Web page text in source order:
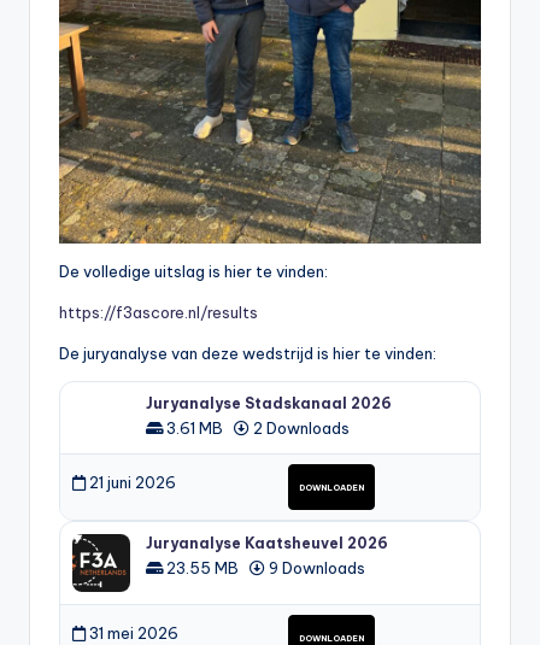
De volledige uitslag is hier te vinden:
https://f3ascore.nl/results
De juryanalyse van deze wedstrijd is hier te vinden:
Juryanalyse Stadskanaal 2026
3.61 MB 2 Downloads
21 juni 2026 DOWNLOADEN
Juryanalyse Kaatsheuvel 2026
23.55 MB 9 Downloads
31 mei 2026 DOWNLOADEN